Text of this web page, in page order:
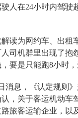
人在24小时内驾驶
读为网约车、出租
司机群里出现了抱
要是只能跑8小时
消息，《认定规则》
，关于客运机动车
旅客运输企业，以